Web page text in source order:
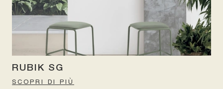
RUBIK SG
SCOPRI DI PIÙ